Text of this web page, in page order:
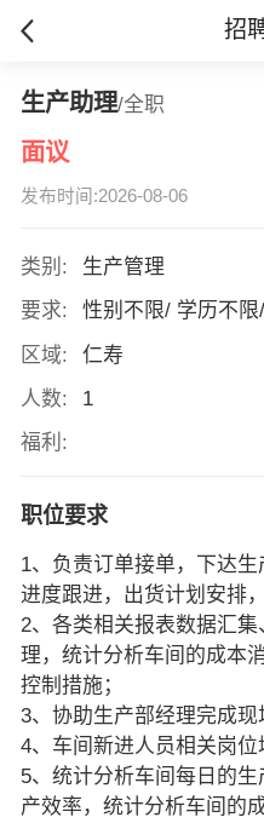
招
生产助理/全职
面议
发布时间:2026-08-06
类别:
生产管理
要求:
性别不限/ 学历不
区域:
仁寿
人数:
1
福利:
职位要求
1、负责订单接单，下达
进度跟进，出货计划安排
2、各类相关报表数据汇
理，统计分析车间的成本
控制措施；
3、协助生产部经理完成现
4、车间新进人员相关岗位
5、统计分析车间每日的
产效率，统计分析车间的